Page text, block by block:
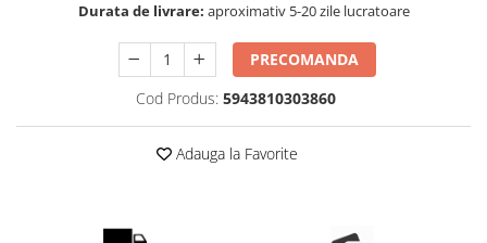
Durata de livrare: aproximativ 5-20 zile lucratoare
PRECOMANDA
Cod Produs: 5943810303860
Adauga la Favorite